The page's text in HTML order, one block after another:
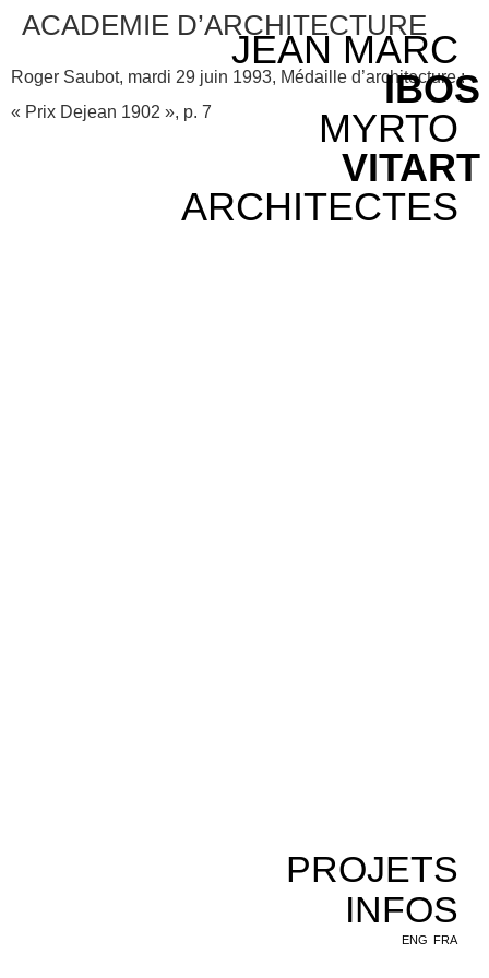
JEAN MARC
IBOS
MYRTO
VITART
ARCHITECTES
PROJETS
INFOS
ENG FRA
ACADEMIE D’ARCHITECTURE
Roger Saubot, mardi 29 juin 1993, Médaille d’architecture :
« Prix Dejean 1902 », p. 7